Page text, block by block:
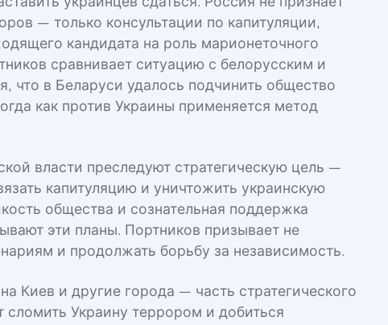
— только консультации по капитуляции,
кандидата на роль марионеточного
сравнивает ситуацию с белорусским и
что в Беларуси удалось подчинить общество
как против Украины применяется метод
власти преследуют стратегическую цель —
капитуляцию и уничтожить украинскую
общества и сознательная поддержка
эти планы. Портников призывает не
и продолжать борьбу за независимость.
Киев и другие города — часть стратегического
сломить Украину террором и добиться